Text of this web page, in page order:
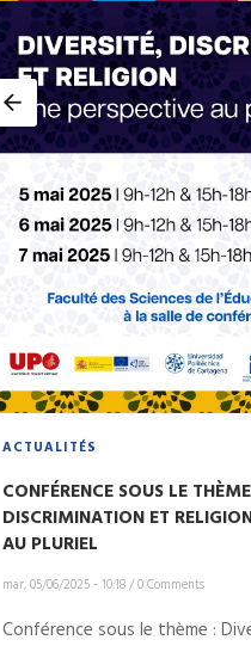
ACTUALITÉS
CONFÉRENCE SOUS LE
DISCRIMINATION ET
AU PLURIEL
mar, 05/06/2025 - 10:18/0 Comments
Conférence sous le thème :